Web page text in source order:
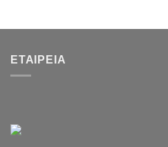
ΕΤΑΙΡΕΊΑ